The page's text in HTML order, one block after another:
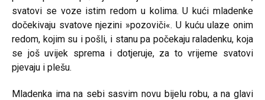
svatovi se voze istim redom u kolima. U kući mladenke
dočekivaju svatove njezini »pozoviči«. U kuću ulaze onim
redom, kojim su i pošli, i stanu pa počekaju raladenku, koja
se još uvijek sprema i dotjeruje, za to vrijeme svatovi
pjevaju i plešu.
Mladenka ima na sebi sasvim novu bijelu robu, a na glavi